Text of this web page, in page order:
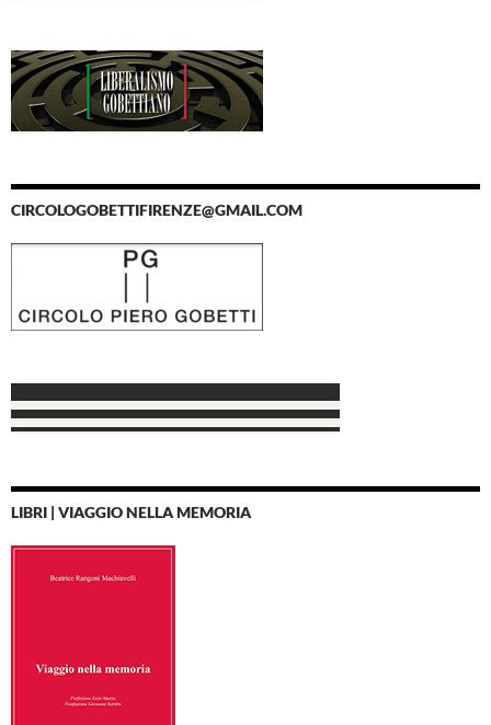
CIRCOLOGOBETTIFIRENZE@GMAIL.COM
LIBRI | VIAGGIO NELLA MEMORIA